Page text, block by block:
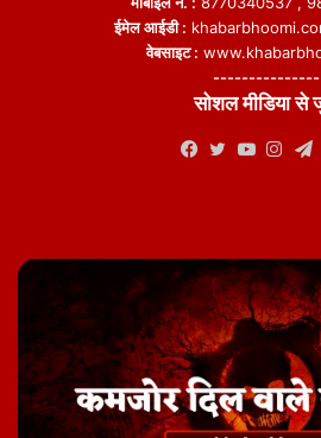
ईमेल आईडी :
वेबसाइट :
---------------
सोशल मीडिया से